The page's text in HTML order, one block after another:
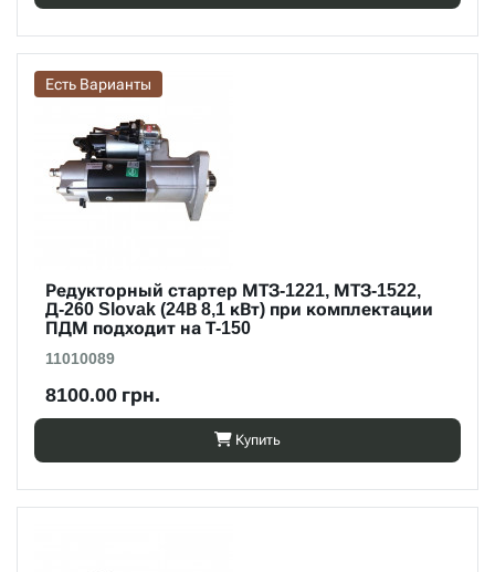
Есть Варианты
Редукторный стартер МТЗ-1221, МТЗ-1522,
Д-260 Slovak (24В 8,1 кВт) при комплектации
ПДМ подходит на Т-150
11010089
8100.00 грн.
Купить